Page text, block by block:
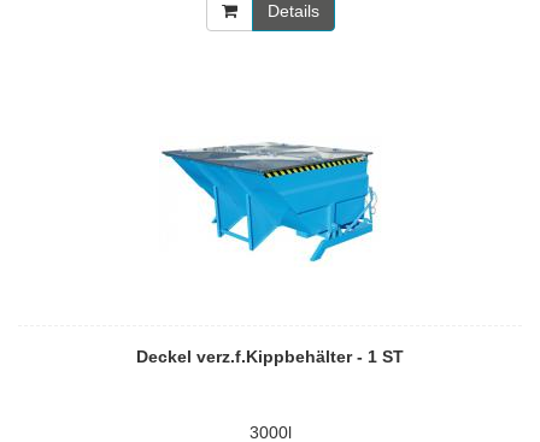
Details
Deckel verz.f.Kippbehälter - 1 ST
3000l